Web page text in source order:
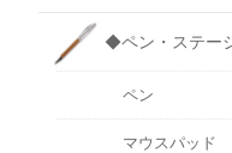
◆ペン・ステー
ペン
マウスパッド